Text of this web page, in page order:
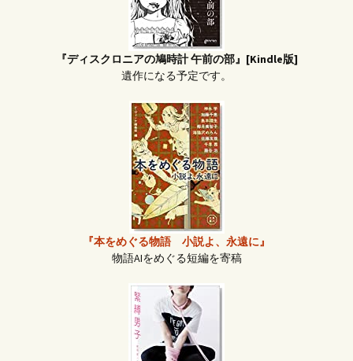
『ディスクロニアの鳩時計 午前の部』[Kindle版]
遺作になる予定です。
『本をめぐる物語 小説よ、永遠に』
物語AIをめぐる短編を寄稿